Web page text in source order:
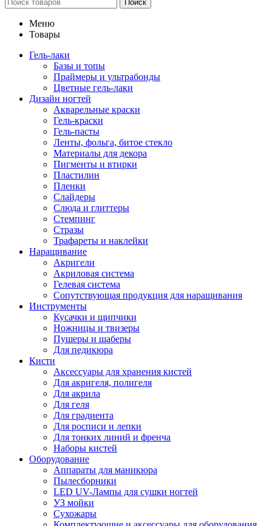
Поиск
Меню
Товары
Гель-лаки
Базы и топы
Праймеры и ультрабонды
Цветные гель-лаки
Дизайн ногтей
Акварельные краски
Гель-краски
Гель-пасты
Ленты, фольга, битое стекло
Материалы для декора
Пигменты и втирки
Пластилин
Пленки
Слайдеры
Слюда и глиттеры
Стемпинг
Стразы
Трафареты и наклейки
Наращивание
Акригели
Акриловая система
Гелевая система
Сопутствующая продукция для наращивания
Инструменты
Кусачки и щипчики
Ножницы и твизеры
Пушеры и шаберы
Для педикюра
Кисти
Аксессуары для хранения кистей
Для акригеля, полигеля
Для акрила
Для геля
Для градиента
Для росписи и лепки
Для тонких линий и френча
Наборы кистей
Оборудование
Аппараты для маникюра
Пылесборники
LED UV-Лампы для сушки ногтей
УЗ мойки
Сухожары